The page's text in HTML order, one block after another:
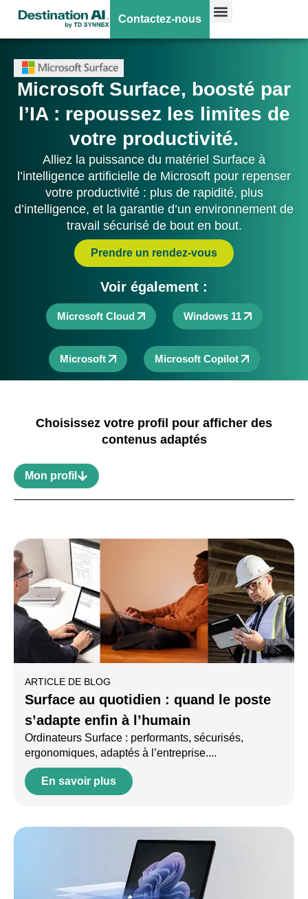
Contactez-nous
Microsoft Surface, boosté par
l’IA : repoussez les limites de
votre productivité.
Alliez la puissance du matériel Surface à
l’intelligence artificielle de Microsoft pour repenser
votre productivité : plus de rapidité, plus
d’intelligence, et la garantie d’un environnement de
travail sécurisé de bout en bout.
Prendre un rendez-vous
Voir également :
Microsoft Cloud Windows 11
Microsoft Microsoft Copilot
Choisissez votre profil pour afficher des
contenus adaptés
Mon profil
ARTICLE DE BLOG
Surface au quotidien : quand le poste
s’adapte enfin à l’humain
Ordinateurs Surface : performants, sécurisés,
ergonomiques, adaptés à l’entreprise....
En savoir plus